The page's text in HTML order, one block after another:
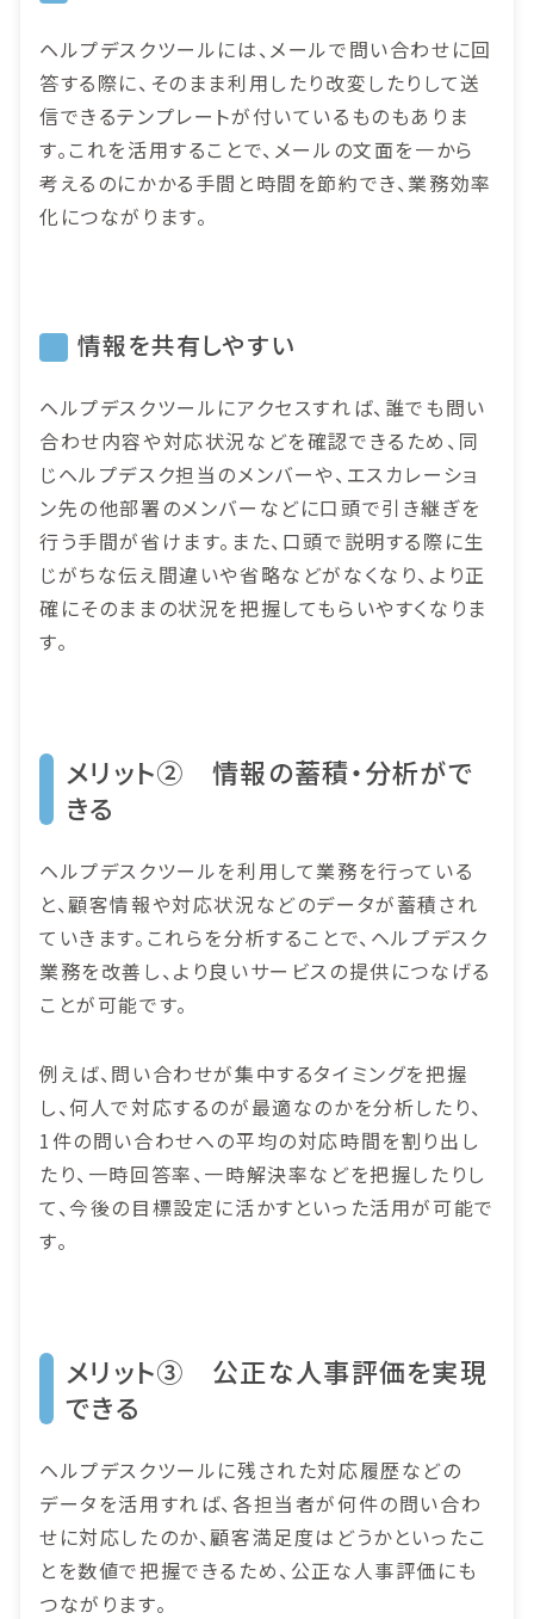
ヘルプデスクツールには、メールで問い合わせに回
答する際に、そのまま利用したり改変したりして送
信できるテンプレートが付いているものもありま
す。これを活用することで、メールの文面を一から
考えるのにかかる手間と時間を節約でき、業務効率
化につながります。
情報を共有しやすい
ヘルプデスクツールにアクセスすれば、誰でも問い
合わせ内容や対応状況などを確認できるため、同
じヘルプデスク担当のメンバーや、エスカレーショ
ン先の他部署のメンバーなどに口頭で引き継ぎを
行う手間が省けます。また、口頭で説明する際に生
じがちな伝え間違いや省略などがなくなり、より正
確にそのままの状況を把握してもらいやすくなりま
す。
メリット② 情報の蓄積・分析がで
きる
ヘルプデスクツールを利用して業務を行っている
と、顧客情報や対応状況などのデータが蓄積され
ていきます。これらを分析することで、ヘルプデスク
業務を改善し、より良いサービスの提供につなげる
ことが可能です。
例えば、問い合わせが集中するタイミングを把握
し、何人で対応するのが最適なのかを分析したり、
1件の問い合わせへの平均の対応時間を割り出し
たり、一時回答率、一時解決率などを把握したりし
て、今後の目標設定に活かすといった活用が可能で
す。
メリット③ 公正な人事評価を実現
できる
ヘルプデスクツールに残された対応履歴などの
データを活用すれば、各担当者が何件の問い合わ
せに対応したのか、顧客満足度はどうかといったこ
とを数値で把握できるため、公正な人事評価にも
つながります。